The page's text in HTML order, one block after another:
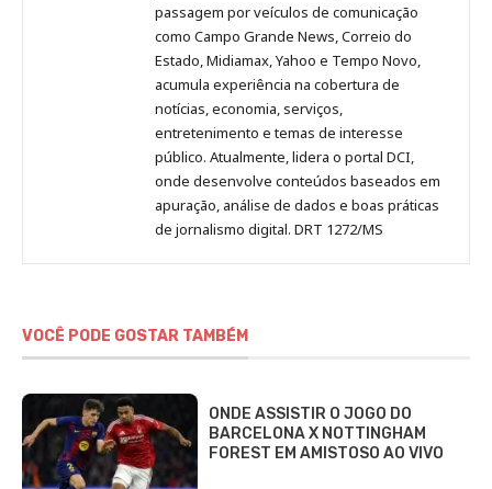
passagem por veículos de comunicação
como Campo Grande News, Correio do
Estado, Midiamax, Yahoo e Tempo Novo,
acumula experiência na cobertura de
notícias, economia, serviços,
entretenimento e temas de interesse
público. Atualmente, lidera o portal DCI,
onde desenvolve conteúdos baseados em
apuração, análise de dados e boas práticas
de jornalismo digital. DRT 1272/MS
VOCÊ PODE GOSTAR TAMBÉM
ONDE ASSISTIR O JOGO DO
BARCELONA X NOTTINGHAM
FOREST EM AMISTOSO AO VIVO